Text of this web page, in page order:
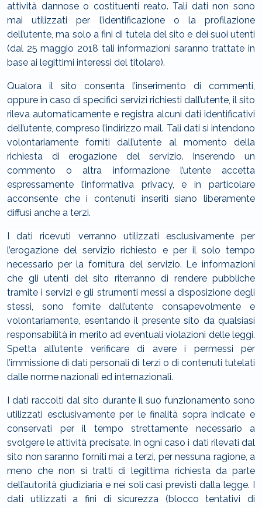
attività dannose o costituenti reato. Tali dati non sono
mai utilizzati per l’identificazione o la profilazione
dell’utente, ma solo a fini di tutela del sito e dei suoi utenti
(dal 25 maggio 2018 tali informazioni saranno trattate in
base ai legittimi interessi del titolare).
Qualora il sito consenta l’inserimento di commenti,
oppure in caso di specifici servizi richiesti dall’utente, il sito
rileva automaticamente e registra alcuni dati identificativi
dell’utente, compreso l’indirizzo mail. Tali dati si intendono
volontariamente forniti dall’utente al momento della
richiesta di erogazione del servizio. Inserendo un
commento o altra informazione l’utente accetta
espressamente l’informativa privacy, e in particolare
acconsente che i contenuti inseriti siano liberamente
diffusi anche a terzi.
I dati ricevuti verranno utilizzati esclusivamente per
l’erogazione del servizio richiesto e per il solo tempo
necessario per la fornitura del servizio. Le informazioni
che gli utenti del sito riterranno di rendere pubbliche
tramite i servizi e gli strumenti messi a disposizione degli
stessi, sono fornite dall’utente consapevolmente e
volontariamente, esentando il presente sito da qualsiasi
responsabilità in merito ad eventuali violazioni delle leggi.
Spetta all’utente verificare di avere i permessi per
l’immissione di dati personali di terzi o di contenuti tutelati
dalle norme nazionali ed internazionali.
I dati raccolti dal sito durante il suo funzionamento sono
utilizzati esclusivamente per le finalità sopra indicate e
conservati per il tempo strettamente necessario a
svolgere le attività precisate. In ogni caso i dati rilevati dal
sito non saranno forniti mai a terzi, per nessuna ragione, a
meno che non si tratti di legittima richiesta da parte
dell’autorità giudiziaria e nei soli casi previsti dalla legge. I
dati utilizzati a fini di sicurezza (blocco tentativi di